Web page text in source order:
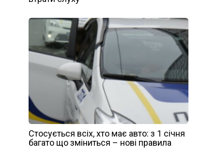
Стосується всіх, хто має авто: з 1 січня
багато що зміниться – нові правила